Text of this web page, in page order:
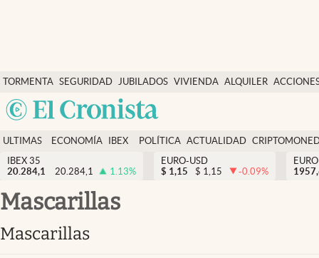
TORMENTA SEGURIDAD
SOCIAL
JUBILADOS VIVIENDA ALQUILER
Economía y finanzas
Política
Actualidad
Criptomonedas
España
ULTIMAS
NOTICIAS
ECONOMÍA
FINANZAS
IBEX
EURO
POLÍTICA ACTUALIDAD
IBEX 35
20.284,1
20.284,1 1.13%
EURO-USD
$ 1,15 $ 1,15 -0.09%
Mascarillas
Mascarillas